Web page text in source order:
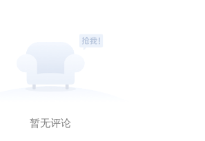
暂无评论